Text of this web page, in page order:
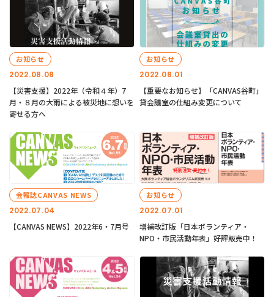
2022.08.08
お知らせ
【災害支援】2022年（令和４年）7
月・８月の大雨による被災地に想いを
寄せる方へ
2022.08.01
お知らせ
【重要なお知らせ】「CANVAS谷町」
貸会議室の仕組み変更について
2022.07.04
会報誌CANVAS NEWS
【CANVAS NEWS】2022年6・7月号
2022.07.01
お知らせ
増補改訂版「日本ボランティア・
NPO・市民活動年表」好評販売中！